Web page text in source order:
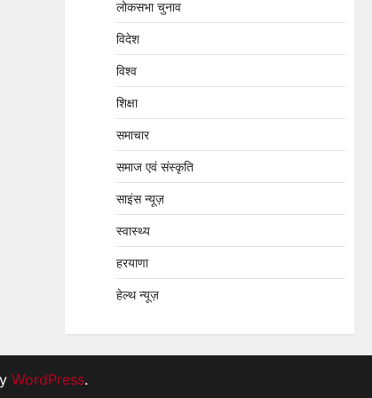
लोकसभा चुनाव
विदेश
विश्व
शिक्षा
समाचार
समाज एवं संस्कृति
साइंस न्यूज़
स्वास्थ्य
हरयाणा
हेल्थ न्यूज़
WordPress.